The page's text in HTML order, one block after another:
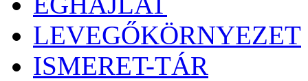
LEVEGŐKÖRNYEZET
ISMERET-TÁR